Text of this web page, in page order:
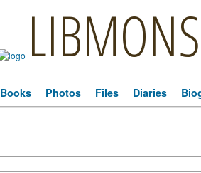
Books Photos Files Diaries